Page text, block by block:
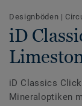
Designböden |
iD
iD Classics
Mineraloptiken